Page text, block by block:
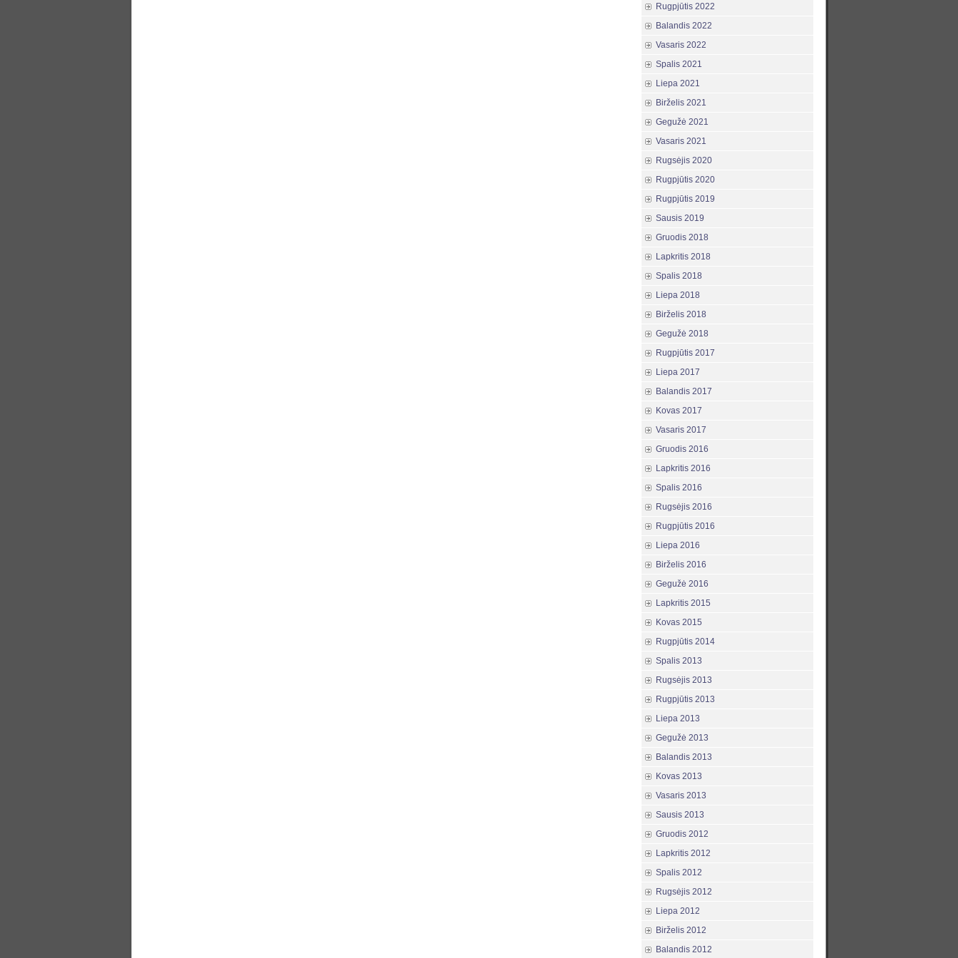
Rugpjūtis 2022
Balandis 2022
Vasaris 2022
Spalis 2021
Liepa 2021
Birželis 2021
Gegužė 2021
Vasaris 2021
Rugsėjis 2020
Rugpjūtis 2020
Rugpjūtis 2019
Sausis 2019
Gruodis 2018
Lapkritis 2018
Spalis 2018
Liepa 2018
Birželis 2018
Gegužė 2018
Rugpjūtis 2017
Liepa 2017
Balandis 2017
Kovas 2017
Vasaris 2017
Gruodis 2016
Lapkritis 2016
Spalis 2016
Rugsėjis 2016
Rugpjūtis 2016
Liepa 2016
Birželis 2016
Gegužė 2016
Lapkritis 2015
Kovas 2015
Rugpjūtis 2014
Spalis 2013
Rugsėjis 2013
Rugpjūtis 2013
Liepa 2013
Gegužė 2013
Balandis 2013
Kovas 2013
Vasaris 2013
Sausis 2013
Gruodis 2012
Lapkritis 2012
Spalis 2012
Rugsėjis 2012
Liepa 2012
Birželis 2012
Balandis 2012